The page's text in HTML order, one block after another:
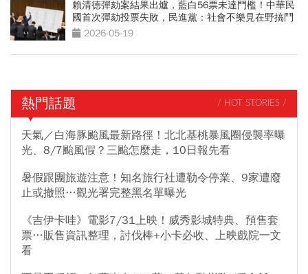
賴清德彈劾案結果出爐，藍白56票未達門檻！中華民
國首次彈劾投票失敗，民進黨：社會不樂見在野搞鬥
爭 2026-05-19
熱門話題 / HOT STORIES /
天氣／白海豚颱風最新路徑！北北基桃暴風圈侵襲率曝
光、8/7颱風假？三颱怎麼走，10日報先看
暑假跟團旅遊注意！知名旅行社遭勒令停業、9家遭廢
止或撤照…觀光署完整黑名單曝光
《吉伊卡哇》電影7/31上映！威秀影城特典、預售套
票…販售資訊整理，討伐棒+小卡必收、上映戲院一文
看